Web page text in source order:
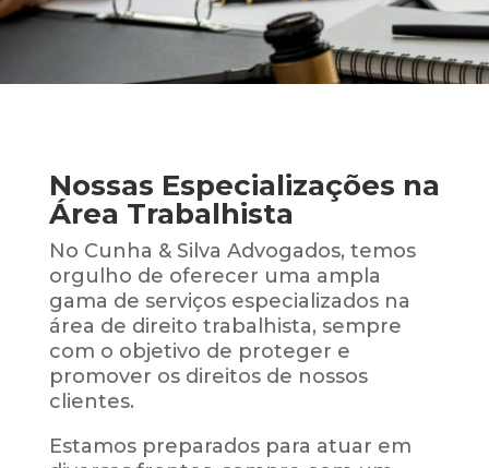
Nossas Especializações na
Área Trabalhista
No Cunha & Silva Advogados, temos
orgulho de oferecer uma ampla
gama de serviços especializados na
área de direito trabalhista, sempre
com o objetivo de proteger e
promover os direitos de nossos
clientes.
Estamos preparados para atuar em